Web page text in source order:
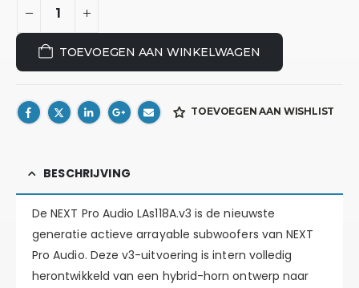
TOEVOEGEN AAN WINKELWAGEN
TOEVOEGEN AAN WISHLIST
BESCHRIJVING
De NEXT Pro Audio LAs118A.v3 is de nieuwste
generatie actieve arrayable subwoofers van NEXT
Pro Audio. Deze v3-uitvoering is intern volledig
herontwikkeld van een hybrid-horn ontwerp naar